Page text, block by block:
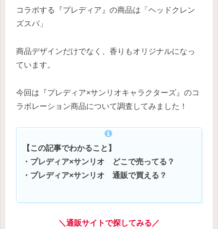
コラボする『プレディア』の商品は「ヘッドクレン
ズスパ」
商品デザインだけでなく、香りもオリジナルになっ
ています。
今回は『プレディア×サンリオキャラクターズ』のコ
ラボレーション商品について調査してみました！
【この記事でわかること】
・プレディア×サンリオ どこで売ってる？
・プレディア×サンリオ 通販で買える？
＼通販サイトで探してみる／